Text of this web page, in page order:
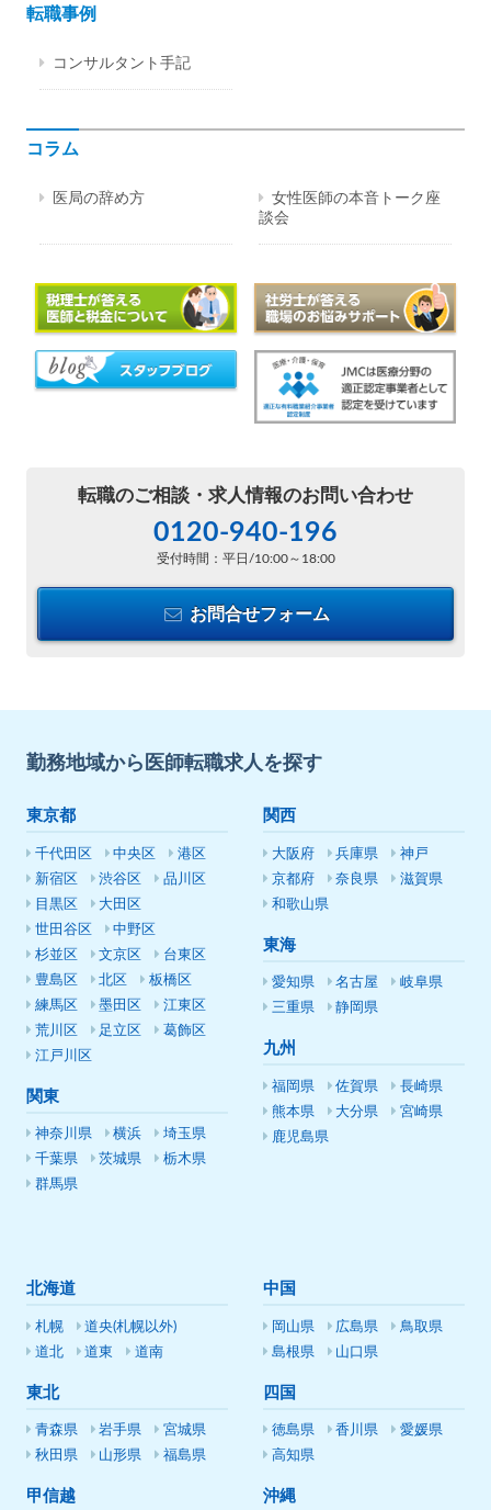
転職事例
コンサルタント手記
コラム
医局の辞め方
女性医師の本音トーク座
談会
転職のご相談・ 求人情報のお問い合わせ
0120-940-196
受付時間：平日/10:00～18:00
お問合せフォーム
勤務地域から医師転職求人を探す
東京都
千代田区 中央区
港区
新宿区
渋谷区
品川区
目黒区
大田区
世田谷区
中野区
杉並区
文京区
台東区
豊島区
北区
板橋区
練馬区
墨田区
江東区
荒川区
足立区
葛飾区
江戸川区
関東
神奈川県 横浜
埼玉県
千葉県
茨城県
栃木県
群馬県
関西
大阪府 兵庫県
神戸
京都府
奈良県
滋賀県
和歌山県
東海
愛知県 名古屋
岐阜県
三重県
静岡県
九州
福岡県 佐賀県
長崎県
熊本県
大分県
宮崎県
鹿児島県
北海道
札幌
道央(札幌以外)
道北
道東 道南
東北
青森県 岩手県
宮城県
秋田県
山形県 福島県
甲信越
中国
岡山県 広島県
鳥取県
島根県
山口県
四国
徳島県 香川県
愛媛県
高知県
沖縄